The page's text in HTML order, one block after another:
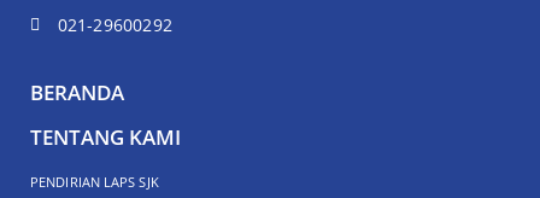
021-29600292
BERANDA
TENTANG KAMI
PENDIRIAN LAPS SJK